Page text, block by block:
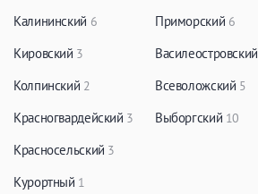
Калининский 6
Кировский 3
Колпинский 2
Красногвардейский 3
Красносельский 3
Курортный 1
Приморский 6
Василеостровский
Всеволожский 5
Выборгский 10